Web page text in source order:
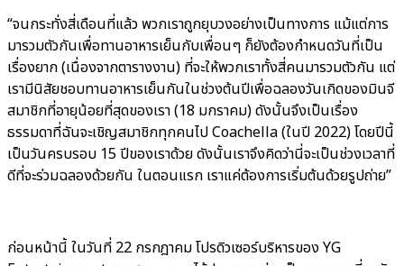
“จนกระทั่งสี่เดือนที่แล้ว พวกเราถูกยุบวงอย่างเป็นทางการ แม้แต่การ
มารวมตัวกันเพื่อทานอาหารเย็นกับเพื่อนๆ ก็ยังต้องกำหนดวันที่เป็น
เรื่องยาก (เนื่องจากตารางงาน) ที่จะให้พวกเราทั้งสี่คนมารวมตัวกัน แต่
เรามีนิสัยชอบทานอาหารเย็นกันในช่วงต้นปีเพื่อฉลองวันเกิดของมินจี
สมาชิกที่อายุน้อยที่สุดของเรา (18 มกราคม) ดังนั้นจึงเป็นเรื่อง
ธรรมดาที่ฉันจะเชิญสมาชิกทุกคนไป Coachella (ในปี 2022)โดยปีนี้
เป็นวันครบรอบ 15 ปีของเราด้วย ดังนั้นเราจึงคิดว่านี่จะเป็นช่วงเวลาที่
ดีที่จะร่วมฉลองด้วยกัน ในตอนแรก เราแค่ต้องการเริ่มต้นด้วยรูปถ่าย”
ก่อนหน้านี้ ในวันที่ 22 กรกฎาคม โปรดิวเซอร์บริหารของ YG